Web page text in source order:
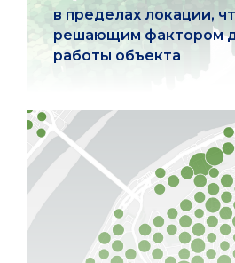
в пределах локации,
решающим фактором
работы объекта